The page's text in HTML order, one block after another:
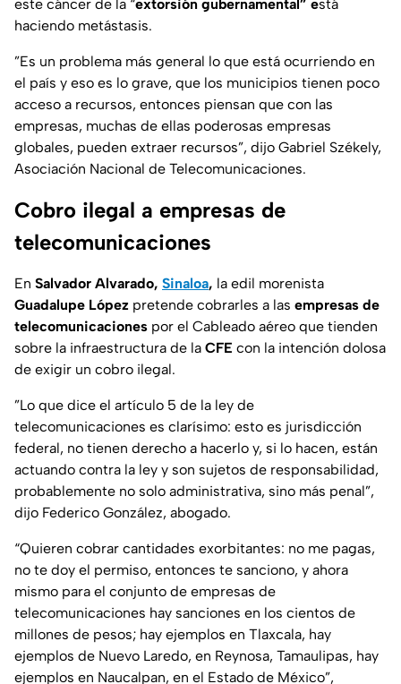
este cáncer de la “extorsión gubernamental” está
haciendo metástasis.
”Es un problema más general lo que está ocurriendo en
el país y eso es lo grave, que los municipios tienen poco
acceso a recursos, entonces piensan que con las
empresas, muchas de ellas poderosas empresas
globales, pueden extraer recursos”, dijo Gabriel Székely,
Asociación Nacional de Telecomunicaciones.
Cobro ilegal a empresas de
telecomunicaciones
En Salvador Alvarado, Sinaloa, la edil morenista
Guadalupe López pretende cobrarles a las empresas de
telecomunicaciones por el Cableado aéreo que tienden
sobre la infraestructura de la CFE con la intención dolosa
de exigir un cobro ilegal.
”Lo que dice el artículo 5 de la ley de
telecomunicaciones es clarísimo: esto es jurisdicción
federal, no tienen derecho a hacerlo y, si lo hacen, están
actuando contra la ley y son sujetos de responsabilidad,
probablemente no solo administrativa, sino más penal”,
dijo Federico González, abogado.
“Quieren cobrar cantidades exorbitantes: no me pagas,
no te doy el permiso, entonces te sanciono, y ahora
mismo para el conjunto de empresas de
telecomunicaciones hay sanciones en los cientos de
millones de pesos; hay ejemplos en Tlaxcala, hay
ejemplos de Nuevo Laredo, en Reynosa, Tamaulipas, hay
ejemplos en Naucalpan, en el Estado de México”,